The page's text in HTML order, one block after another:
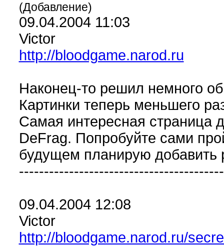
(Добавление)
09.04.2004 11:03
Victor
http://bloodgame.narod.ru
Наконец-то решил немного
Картинки теперь меньшего
Самая интересная страница
DeFrag. Попробуйте сами
будущем планирую добавить
09.04.2004 12:08
Victor
http://bloodgame.narod.ru/